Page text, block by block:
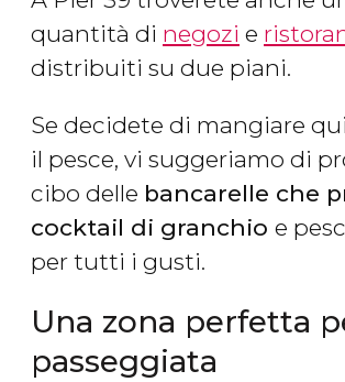
quantità di negozi e
distribuiti su due piani.
Se decidete di mangiare
il pesce, vi suggeriamo di
cibo delle bancarelle che
cocktail di granchio e
per tutti i gusti.
Una zona perfetta
passeggiata